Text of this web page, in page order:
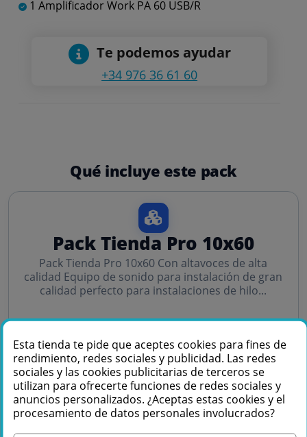
1 Amplificador Work PA 60 USB/R
Te podemos ayudar
+34 976 36 61 60
Qué incluye este pack
Pack Tienda Pro 10x60
Pack Tienda Pro 10x60 Con altavoces de alta
calidad Equipo de sonido para instalación de gran
calidad perfecto para instalaciones de hilo...
Esta tienda te pide que aceptes cookies para fines de
rendimiento, redes sociales y publicidad. Las redes
sociales y las cookies publicitarias de terceros se
utilizan para ofrecerte funciones de redes sociales y
anuncios personalizados. ¿Aceptas estas cookies y el
procesamiento de datos personales involucrados?